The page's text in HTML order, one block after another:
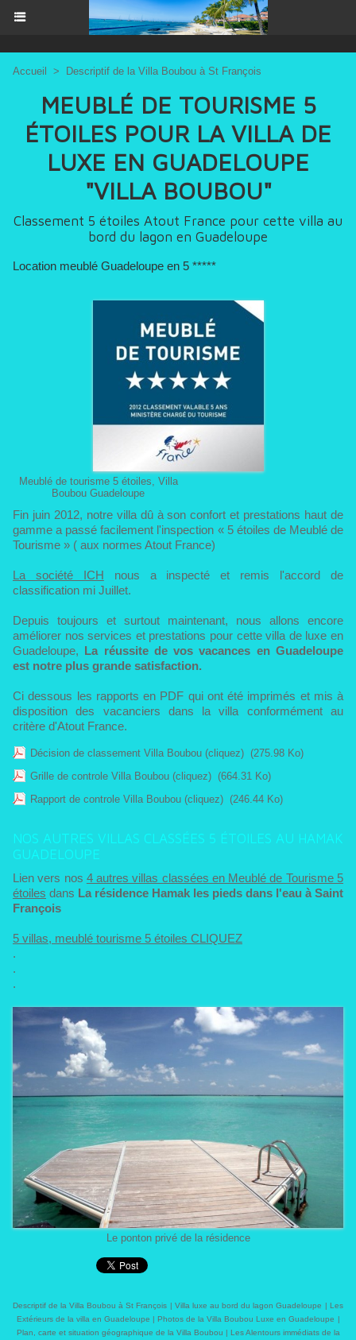
Accueil > Descriptif de la Villa Boubou à St François
MEUBLÉ DE TOURISME 5
ÉTOILES POUR LA VILLA DE
LUXE EN GUADELOUPE
"VILLA BOUBOU"
Classement 5 étoiles Atout France pour cette villa au
bord du lagon en Guadeloupe
Location meublé Guadeloupe en 5 *****
Meublé de tourisme 5 étoiles, Villa
Boubou Guadeloupe
Fin juin 2012, notre villa dû à son confort et prestations haut de
gamme a passé facilement l'inspection «5 étoiles de Meublé de
Tourisme » ( aux normes Atout France)
La société ICH nous a inspecté et remis l'accord de
classification mi Juillet.
Depuis toujours et surtout maintenant, nous allons encore
améliorer nos services et prestations pour cette villa de luxe en
Guadeloupe, La réussite de vos vacances en Guadeloupe
est notre plus grande satisfaction.
Ci dessous les rapports en PDF qui ont été imprimés et mis à
disposition des vacanciers dans la villa conformément au
critère d'Atout France.
Décision de classement Villa Boubou (cliquez) (275.98 Ko)
Grille de controle Villa Boubou (cliquez) (664.31 Ko)
Rapport de controle Villa Boubou (cliquez) (246.44 Ko)
NOS AUTRES VILLAS CLASSÉES 5 ÉTOILES AU HAMAK
GUADELOUPE
Lien vers nos 4 autres villas classées en Meublé de Tourisme 5
étoiles dans La résidence Hamak les pieds dans l'eau à Saint
François
5 villas, meublé tourisme 5 étoiles CLIQUEZ
.
.
.
Le ponton privé de la résidence
Descriptif de la Villa Boubou à St François | Villa luxe au bord du lagon Guadeloupe | Les
Extérieurs de la villa en Guadeloupe | Photos de la Villa Boubou Luxe en Guadeloupe |
Plan, carte et situation géographique de la Villa Boubou | Les Alentours immédiats de la